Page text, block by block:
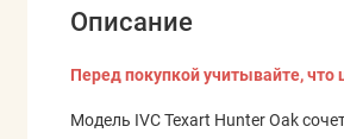
Описание
Перед покупкой учитывайте, что
Модель IVC Texart Hunter Oak